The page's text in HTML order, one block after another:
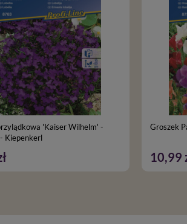
'Kaiser Wilhelm' -
Kiepenkerl
Groszek
10,99